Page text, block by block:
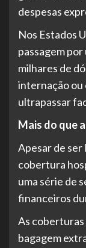
despesas
Nos Estados
passagem
milhares de
internação ou
ultrapassar
Mais do que
Apesar de
cobertura
uma série de
financeiros
As
bagagem